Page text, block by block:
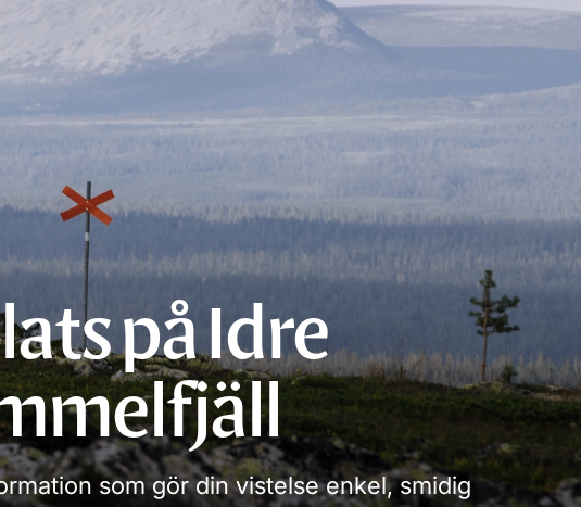
på Idre
som gör din vistelse enkel, smidig